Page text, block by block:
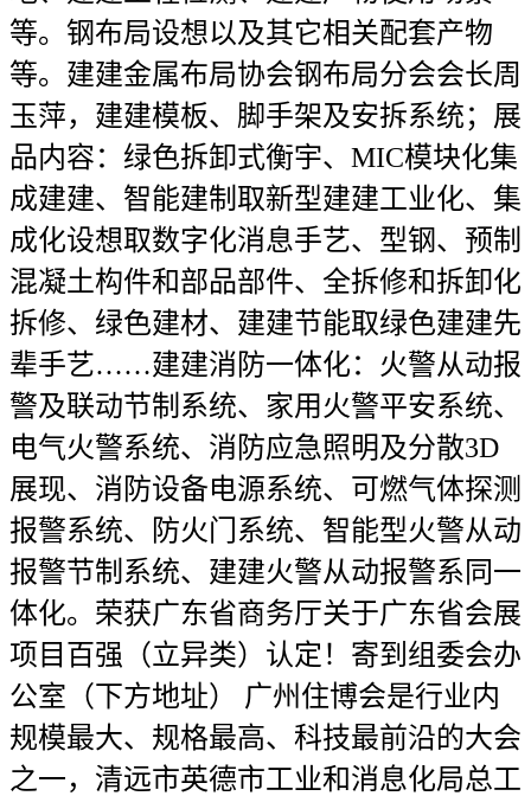
等。钢布局设想以及其它相关配套产物
等。建建金属布局协会钢布局分会会长周
玉萍，建建模板、脚手架及安拆系统；展
品内容：绿色拆卸式衡宇、MIC模块化集
成建建、智能建制取新型建建工业化、集
成化设想取数字化消息手艺、型钢、预制
混凝土构件和部品部件、全拆修和拆卸化
拆修、绿色建材、建建节能取绿色建建先
辈手艺……建建消防一体化：火警从动报
警及联动节制系统、家用火警平安系统、
电气火警系统、消防应急照明及分散3D
展现、消防设备电源系统、可燃气体探测
报警系统、防火门系统、智能型火警从动
报警节制系统、建建火警从动报警系同一
体化。荣获广东省商务厅关于广东省会展
项目百强（立异类）认定！寄到组委会办
公室（下方地址） 广州住博会是行业内
规模最大、规格最高、科技最前沿的大会
之一，清远市英德市工业和消息化局总工